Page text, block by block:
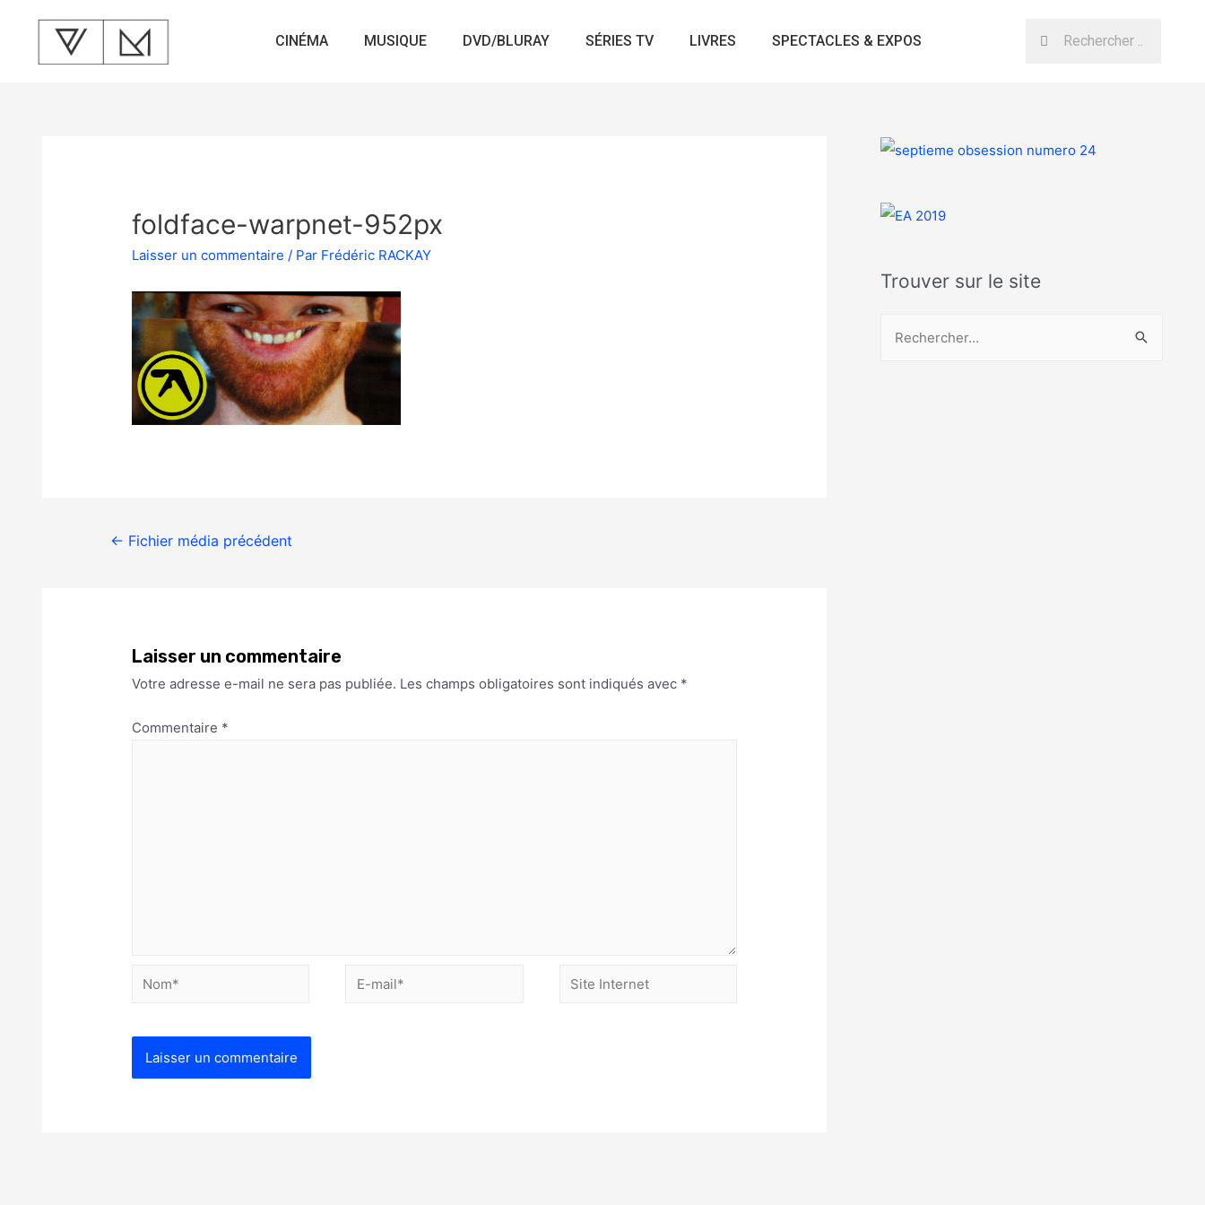
CINÉMA MUSIQUE DVD/BLURAY SÉRIES TV LIVRES SPECTACLES & EXPOS
foldface-warpnet-952px
Laisser un commentaire / Par Frédéric RACKAY
← Fichier média précédent
Laisser un commentaire
Votre adresse e-mail ne sera pas publiée. Les champs obligatoires sont indiqués avec *
Commentaire *
Trouver sur le site